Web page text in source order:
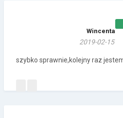
Wincenta
2019-02-15
szybko sprawnie,kolejny raz